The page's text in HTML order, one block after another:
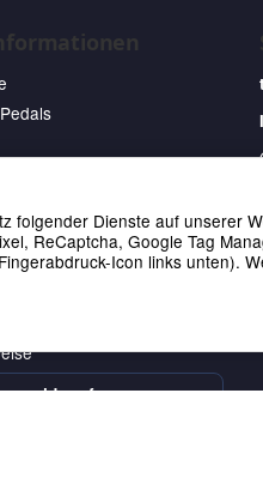
widerrufen
folgender Dienste auf unserer
ReCaptcha, Google Tag
Icon links unten).